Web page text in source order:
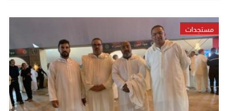
مستجدات